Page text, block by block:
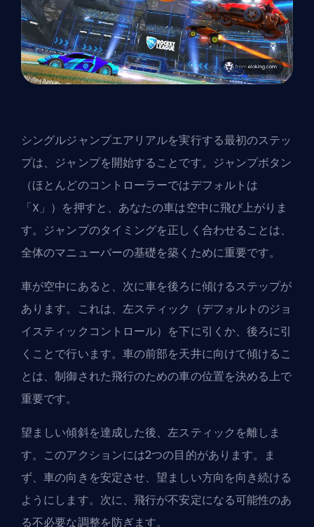
シングルジャンプエアリアルを実行する最初のステッ
プは、ジャンプを開始することです。ジャンプボタン
（ほとんどのコントローラーではデフォルトは
「X」）を押すと、あなたの車は空中に飛び上がりま
す。ジャンプのタイミングを正しく合わせることは、
全体のマニューバーの基礎を築くために重要です。
車が空中にあると、次に車を後ろに傾けるステップが
あります。これは、左スティック（デフォルトのジョ
イスティックコントロール）を下に引くか、後ろに引
くことで行います。車の前部を天井に向けて傾けるこ
とは、制御された飛行のための車の位置を決める上で
重要です。
望ましい傾斜を達成した後、左スティックを離しま
す。このアクションには2つの目的があります。ま
ず、車の向きを安定させ、望ましい方向を向き続ける
ようにします。次に、飛行が不安定になる可能性のあ
る不必要な調整を防ぎます。